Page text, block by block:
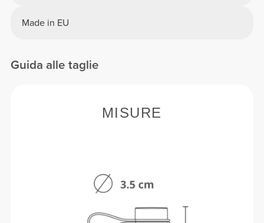
Made in EU
Guida alle taglie
MISURE